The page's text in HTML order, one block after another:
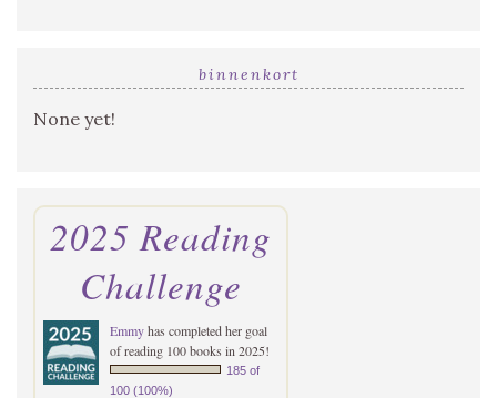
binnenkort
None yet!
2025 Reading
Challenge
Emmyhas completed her goal
of reading 100 books in 2025!
185 of
100 (100%)